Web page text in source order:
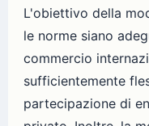
L'obiettivo della
le norme siano
commercio
sufficientemente
partecipazione di